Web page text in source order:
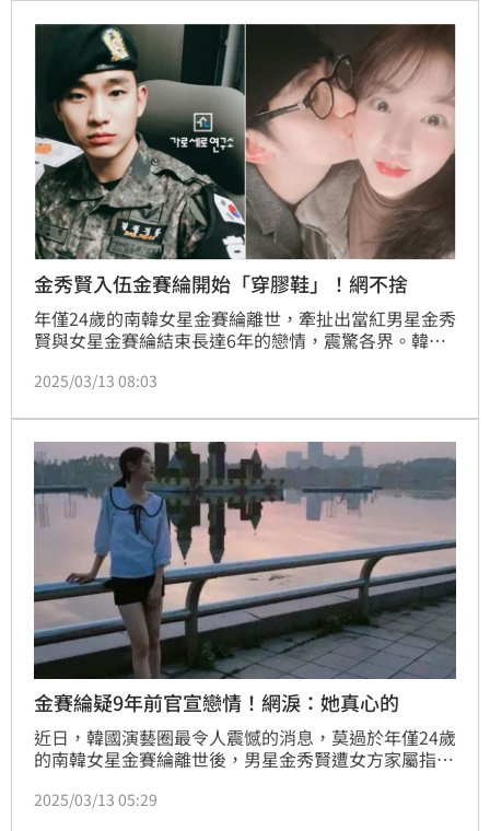
片，並語帶威脅對金秀賢喊話。
金秀賢入伍金賽綸開始「穿膠鞋」！網不捨
年僅24歲的南韓女星金賽綸離世，牽扯出當紅男星金秀
賢與女星金賽綸結束長達6年的戀情，震驚各界。韓國
金賽綸於2015年開始交往，戀愛關係持續至2021年，
的第二年，29歲的金秀賢被徵召入伍，金賽綸為表達對
男友的思念，開始穿膠鞋，這一穿就是5年。（記者唐
家興）
2025/03/13 08:03
金賽綸疑9年前官宣戀情！網淚：她真心的
近日，韓國演藝圈最令人震憾的消息，莫過於年僅24歲
的南韓女星金賽綸離世後，男星金秀賢遭女方家屬指
YouTube《橫豎研究所》還陸續曝光兩人交往期間的
2025/03/13 05:29